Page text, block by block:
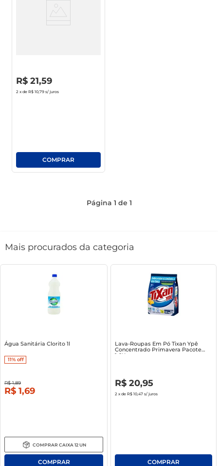
R$ 21,59
2 x de R$ 10,79 s/ juros
Página 1 de 1
Mais procurados da categoria
Água Sanitária Clorito 1l
11%off
R$ 1,89
R$ 1,69
COMPRAR CAIXA 12 UN
Lava-Roupas Em Pó Tixan Ypê
Concentrado Primavera Pacote
1.6Kg
R$ 20,95
2 x de R$ 10,47 s/ juros